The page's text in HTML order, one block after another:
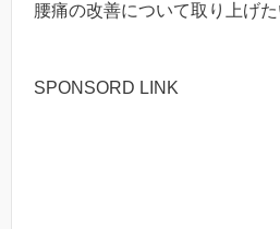
腰痛の改善について取り上げた
SPONSORD LINK